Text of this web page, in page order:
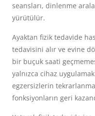
seansları, dinlenme
yürütülür.
Ayaktan fizik tedavide
tedavisini alır ve evine
bir buçuk saati
yalnızca cihaz
egzersizlerin
fonksiyonların geri